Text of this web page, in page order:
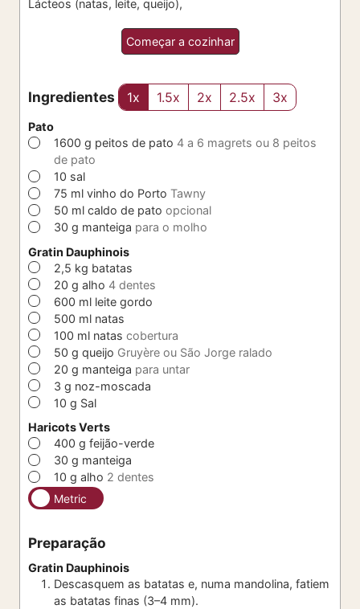
Lácteos (natas, leite, queijo),
Começar a cozinhar
Ingredientes 1x 1.5x 2x 2.5x 3x
Pato
▢1600 g peitos de pato 4 a 6 magrets ou 8 peitos
de pato
▢10 sal
▢
75 ml vinho do Porto Tawny
▢
50 ml caldo de pato opcional
▢
30 g manteiga para o molho
Gratin Dauphinois
▢
2,5 kg batatas
▢
20 g alho 4 dentes
▢
600 ml leite gordo
▢
500 ml natas
▢100 ml natas cobertura
▢
50 g queijo Gruyère ou São Jorge ralado
▢
20 g manteiga para untar
▢
3 g noz-moscada
▢10 g Sal
Haricots Verts
▢
400 g feijão-verde
▢
30 g manteiga
▢10 g alho 2 dentes
Metric
Preparação
Gratin Dauphinois
Descasquem as batatas e, numa mandolina, fatiem
as batatas finas (3–4 mm).